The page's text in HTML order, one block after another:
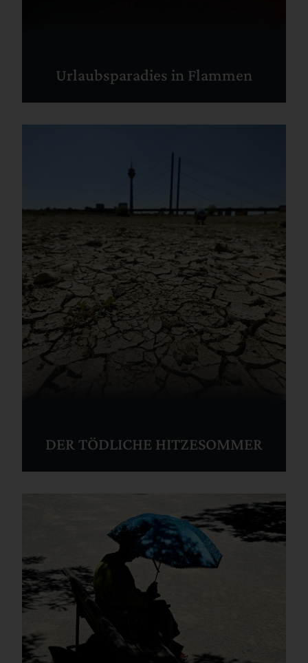
Urlaubsparadies in Flammen
DER TÖDLICHE HITZESOMMER